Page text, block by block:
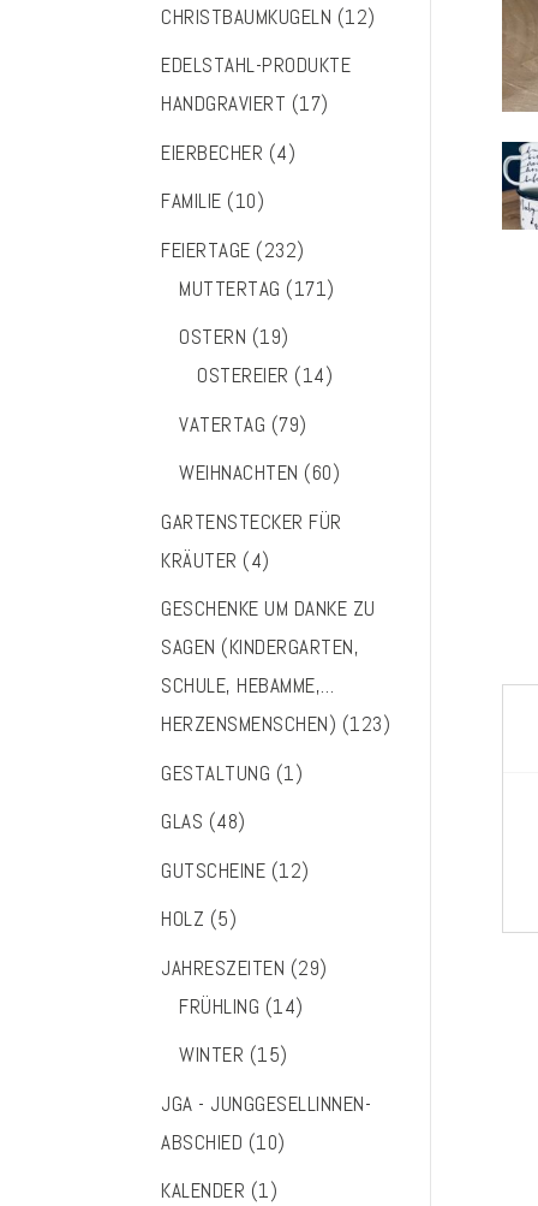
CHRISTBAUMKUGELN (12)
EDELSTAHL-PRODUKTE
HANDGRAVIERT (17)
EIERBECHER (4)
FAMILIE (10)
FEIERTAGE (232)
MUTTERTAG (171)
OSTERN (19)
OSTEREIER (14)
VATERTAG (79)
WEIHNACHTEN (60)
GARTENSTECKER FÜR
KRÄUTER (4)
GESCHENKE UM DANKE ZU
SAGEN (KINDERGARTEN,
SCHULE, HEBAMME,…
HERZENSMENSCHEN) (123)
GESTALTUNG (1)
GLAS (48)
GUTSCHEINE (12)
HOLZ (5)
JAHRESZEITEN (29)
FRÜHLING (14)
WINTER (15)
JGA - JUNGGESELLINNEN-
ABSCHIED (10)
KALENDER (1)